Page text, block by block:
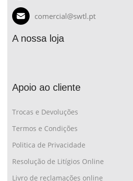
comercial@swtl.pt
A nossa loja
Apoio ao cliente
Trocas e Devoluções
Termos e Condições
Politica de Privacidade
Resolução de Litígios Online
Livro de reclamações online